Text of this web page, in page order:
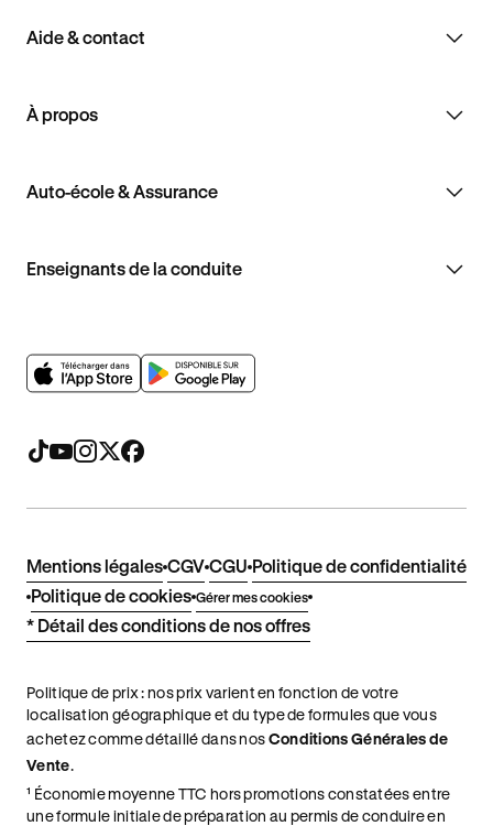
Aide & contact
À propos
Auto-école & Assurance
Enseignants de la conduite
Mentions légales CGV CGU Politique de confidentialité
Politique de cookies Gérer mes cookies
* Détail des conditions de nos offres
Politique de prix : nos prix varient en fonction de votre
localisation géographique et du type de formules que vous
achetez comme détaillé dans nosConditions Générales de
Vente.
¹ Économie moyenne TTC hors promotions constatées entre
une formule initiale de préparation au permis de conduire en